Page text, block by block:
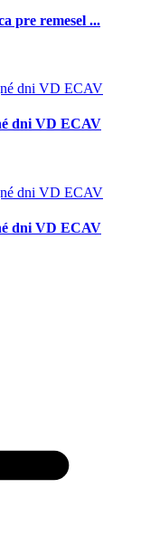
pre remesel ...
dni VD ECAV
dni VD ECAV